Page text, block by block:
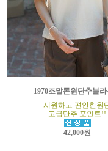
1970조말론원단추블
시원하고 편안한원
고급단추 포인트!!
42,000원